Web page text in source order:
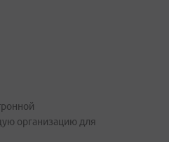
организацию для